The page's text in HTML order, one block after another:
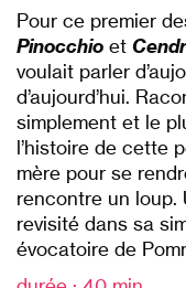
Pour ce premier
Pinocchio et
voulait parler
d’aujourd’hui.
simplement et le
l’histoire de cette
mère pour se
rencontre un loup.
revisité dans sa
évocatoire de